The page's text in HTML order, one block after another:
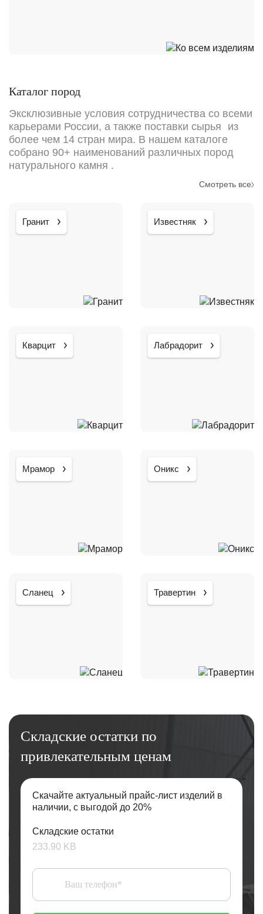
Каталог пород
Эксклюзивные условия сотрудничества со всеми
карьерами России, а также поставки сырья из
более чем 14 стран мира. В нашем каталоге
собрано 90+ наименований различных пород
натурального камня .
Смотреть все
Гранит Известняк
Кварцит Лабрадорит
Мрамор Оникс
Сланец Травертин
Складские остатки по
привлекательным ценам
Скачайте актуальный прайс-лист изделий в
наличии, с выгодой до 20%
Складские остатки
233.90 KB